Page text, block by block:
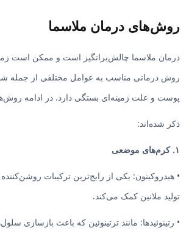
روش‌های درمان ملاسما
درمان ملاسما چالش‌برانگیز است و ممکن است
روش درمانی مناسب به عوامل مختلفی از جمله
پوست و علت زمینه‌ای بستگی دارد. در ادامه
ذکر شده‌اند:
۱. کرم‌های موضعی
• هیدروکینون: یکی از رایج‌ترین ترکیبات
تولید ملانین کمک می‌کند.
• رتینوئیدها: مانند ترتینوئین که باعث بازسازی